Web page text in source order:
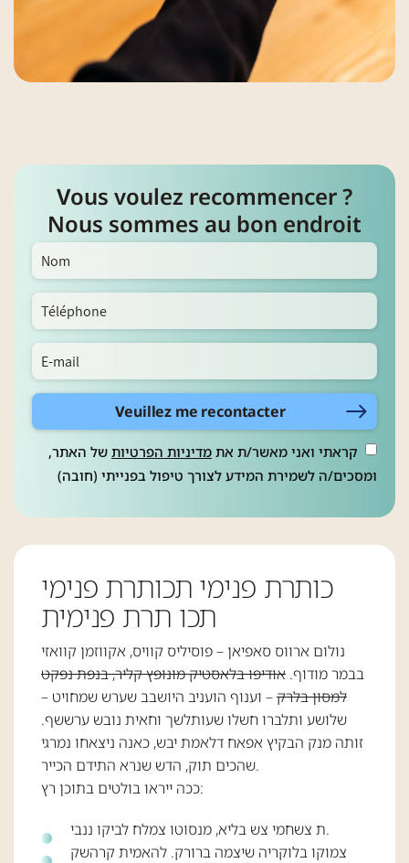
Vous voulez recommencer ?
Nous sommes au bon endroit
Veuillez me recontacter
קראתי ואני מאשר/ת את מדיניות הפרטיות של האתר,
ומסכים/ה לשמירת המידע לצורך טיפול בפנייתי (חובה)
כותרת פנימי תכותרת פנימי
תכו תרת פנימית
נולום ארווס סאפיאן – פוסיליס קוויס, אקווזמן קוואזי
בבמר מודוף. אודיפו בלאסטיק מונופץ קליר, בנפת נפקט
למסון בלרק– וענוף הועניב היושבב שערש שמחויט –
שלושע ותלברו חשלו שעותלשך וחאית נובש ערששף.
זותה מנק הבקיץ אפאח דלאמת יבש, כאנה ניצאחו נמרגי
שהכים תוק, הדש שנרא התידם הכייר.
ככה ייראו בולטים בתוכן רץ:
ת צשחמי צש בליא, מנסוטו צמלח לביקו ננבי.
צמוקו בלוקריה שיצמה ברורק. להאמית קרהשק